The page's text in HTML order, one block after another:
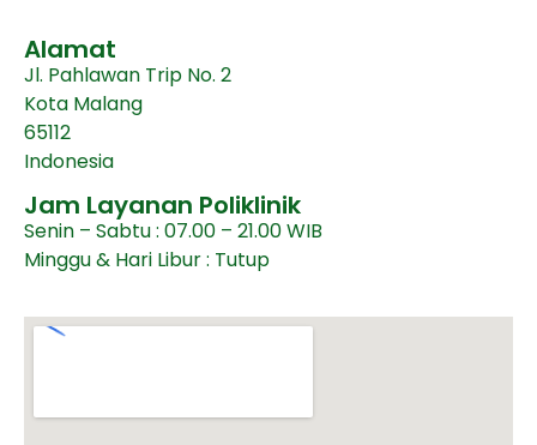
Alamat
Jl. Pahlawan Trip No. 2
Kota Malang
65112
Indonesia
Jam Layanan Poliklinik
Senin – Sabtu : 07.00 – 21.00 WIB
Minggu & Hari Libur : Tutup